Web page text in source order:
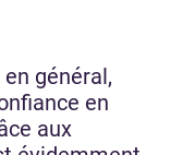
général,
en
aux